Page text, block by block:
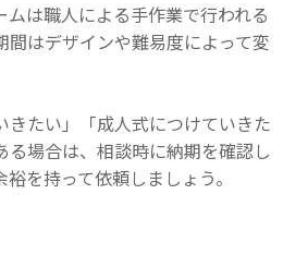
ムは職人による手作業で行われる
間はデザインや難易度によって変
きたい」「成人式につけていきた
る場合は、相談時に納期を確認し
を持って依頼しましょう。